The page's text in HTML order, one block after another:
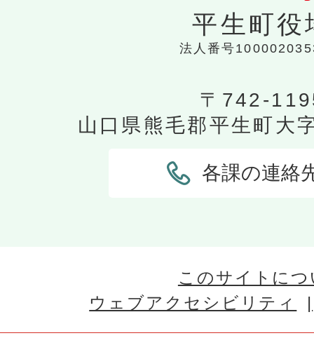
平生町役
法人番号
〒742-
山口県熊毛郡平生町大
各課の連絡
このサイトに
ウェブアクセシビリティ